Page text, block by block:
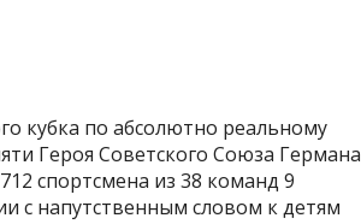
кубка по абсолютно реальному
Героя Советского Союза Германа
спортсмена из 38 команд 9
с напутственным словом к детям